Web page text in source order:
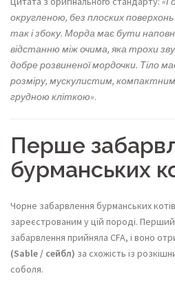
округленою, без плоских поверхонь
так і збоку. Морда має бути
відстанню між очима, яка трохи
добре розвиненої мордочки. Тіло
розміру, мускулистим,
грудною кліткою».
Перше
бурманських
Чорне забарвлення бурманських
зареєстрованим у цій породі.
забарвлення прийняла CFA, і воно
(Sable / сейбл) за схожість із
соболя.